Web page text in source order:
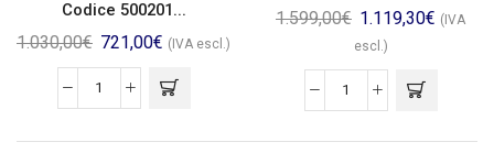
Codice 500201...
1.030,00€ 721,00€ (IVA escl.)
1.599,00€ 1.119,30€ (IVA
escl.)